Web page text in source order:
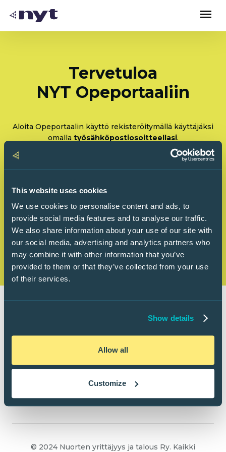
This website uses cookies
We use cookies to personalise content and ads, to
provide social media features and to analyse our traffic.
We also share information about your use of our site with
our social media, advertising and analytics partners who
may combine it with other information that you’ve
provided to them or that they’ve collected from your use
of their services.
Show details
Allow all
Customize
Tervetuloa
NYT Opeportaaliin
Aloita Opeportaalin käyttö rekisteröitymällä käyttäjäksi
omalla työsähköpostiosoitteellasi.
Rekisteröidy: Olen tulossa käyttämään Opeportaalia
ensimmäistä kertaa
Kirjaudu sisään: Olen käyttänyt Opeportaalia
ennenkin
© 2024 Nuorten yrittäjyys ja talous Ry. Kaikki